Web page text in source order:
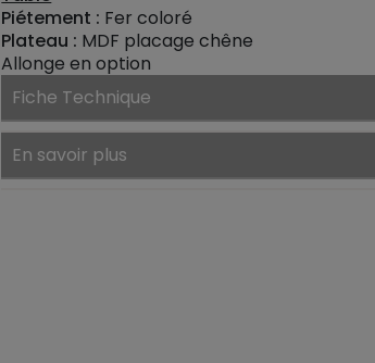
Piétement : Fer coloré
Plateau : MDF placage chêne
Allonge en option
Fiche Technique
En savoir plus